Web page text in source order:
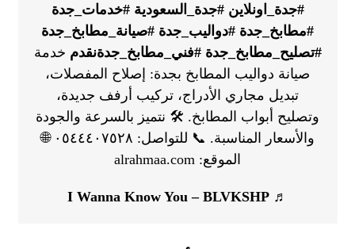
#جدة_اونلاين #جدة_السعودية #خدمات_جدة
#مطابخ_جدة #دواليب_جدة #صيانة_مطابخ_جدة
#تصليح_مطابخ_جدة #فني_مطابخ_جدةنقدم خدمة
صيانة دواليب المطابخ بجدة: إصلاح المفصلات،
تبديل مجاري الأدراج، تركيب أرفف جديدة،
وتصليح أبواب المطابخ. 🛠️ نتميز بالسرعة والجودة
والأسعار المناسبة. 📞 للتواصل: ٠٥٤٤٤٠٧٥٢٨ 🌐
الموقع: alrahmaa.com
♬ I Wanna Know You – BLVKSHP